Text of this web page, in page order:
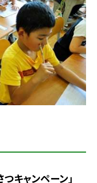
キャンペーン」